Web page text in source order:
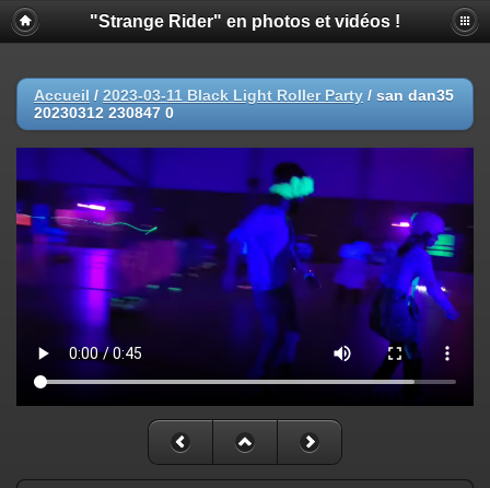
"Strange Rider" en photos et vidéos !
Accueil / 2023-03-11 Black Light Roller Party / san dan35
20230312 230847 0